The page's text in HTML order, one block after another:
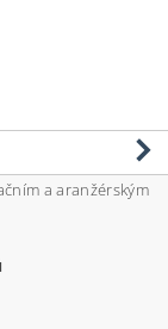
a aranžérským